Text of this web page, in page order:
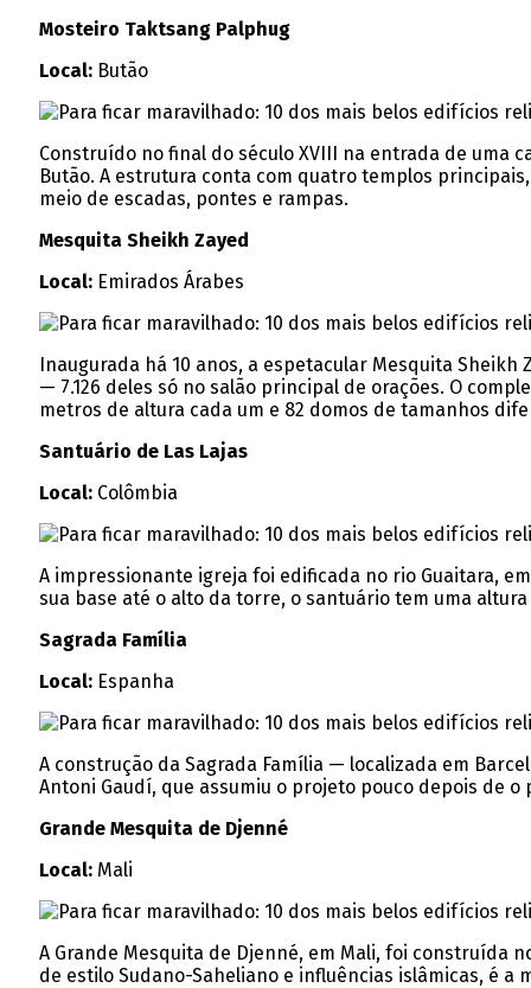
Mosteiro Taktsang Palphug
Local:Butão
Construído no final do século XVIII na entrada de uma
Butão. A estrutura conta com quatro templos
meio de escadas, pontes e rampas.
Mesquita Sheikh Zayed
Local:Emirados Árabes
Inaugurada há 10 anos, a espetacular Mesquita
— 7.126 deles só no salão principal de orações. O
metros de altura cada um e 82 domos de tamanhos
Santuário de Las Lajas
Local:Colômbia
A impressionante igreja foi edificada no rio Guaitara,
sua base até o alto da torre, o santuário tem uma
Sagrada Família
Local:Espanha
A construção da Sagrada Família — localizada em
Antoni Gaudí, que assumiu o projeto pouco depois de
Grande Mesquita de Djenné
Local:Mali
A Grande Mesquita de Djenné, em Mali, foi construída
de estilo Sudano-Saheliano e influências islâmicas, é